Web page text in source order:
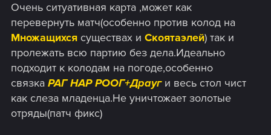
Очень ситуативная карта ,может как
перевернуть матч(особенно против колод на
Множащихся существах и Скоятаэлей) так и
пролежать всю партию без дела.Идеально
подходит к колодам на погоде,особенно
связка РАГ НАР РООГ+Драуг и весь стол чист
как слеза младенца.Не уничтожает золотые
отряды(патч фикс)